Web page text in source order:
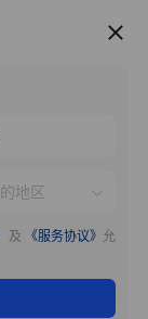
服务推荐
及 《服务协议》 允